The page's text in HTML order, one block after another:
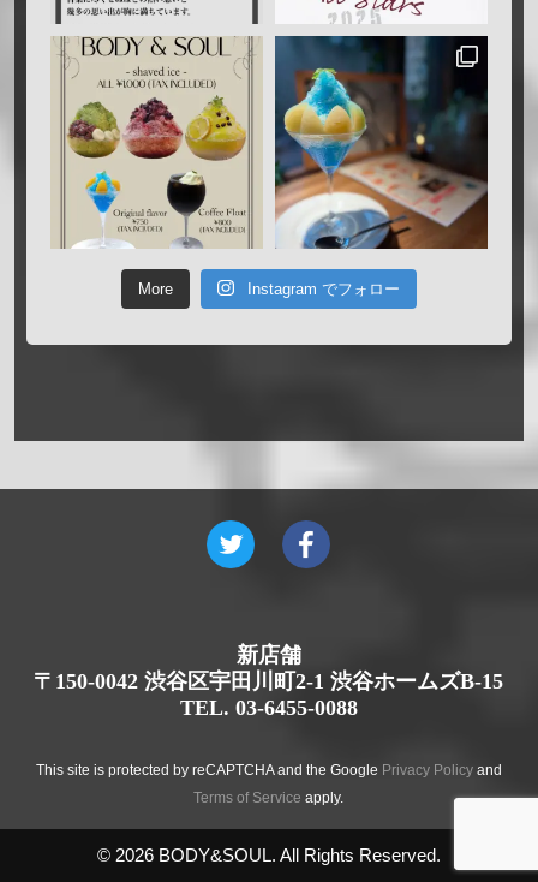
More Instagram でフォロー
新店舗
〒150-0042 渋谷区宇田川町2-1 渋谷ホームズB-15
TEL. 03-6455-0088
This site is protected by reCAPTCHA and the Google Privacy Policyand
Terms of Service apply.
© 2026 BODY&SOUL. All Rights Reserved.